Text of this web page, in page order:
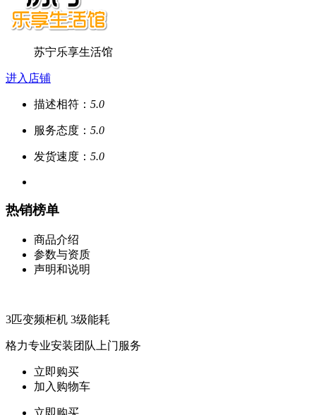
苏宁乐享生活馆
进入店铺
描述相符： 5.0
服务态度： 5.0
发货速度： 5.0
热销榜单
商品介绍
参数与资质
声明和说明
3匹变频柜机 3级能耗
格力专业安装团队上门服务
立即购买
加入购物车
立即购买